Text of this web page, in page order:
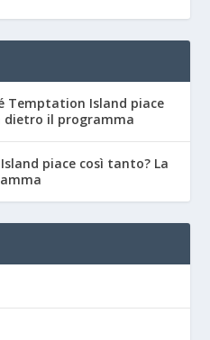
Temptation Island piace
dietro il programma
piace così tanto? La